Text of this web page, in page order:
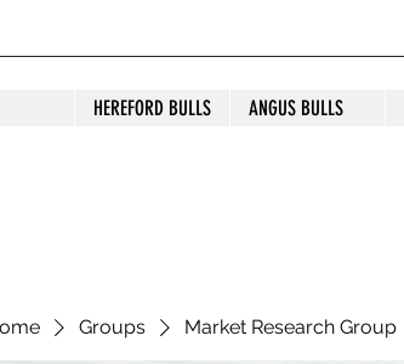
HEREFORD BULLS ANGUS BULLS
Groups Market Research Group